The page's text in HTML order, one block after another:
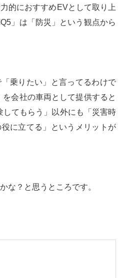
的におすすめEVとして取り上
」は「防災」という観点から
乗りたい」と言ってるわけで
を会社の車両として提供すると
してもらう」以外にも「災害時
に立てる」というメリットが
な？と思うところです。